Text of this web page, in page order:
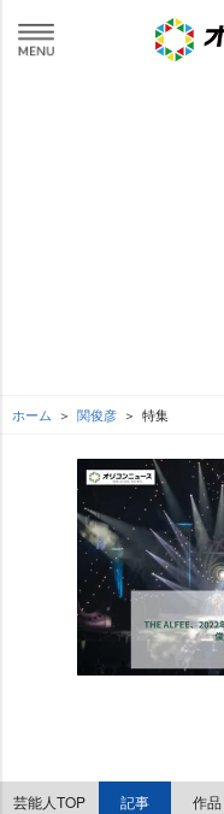
ホーム 関俊彦 特集
芸能人TOP 記事 作品